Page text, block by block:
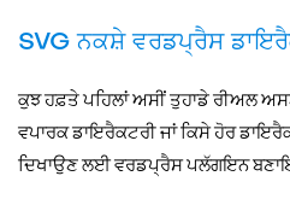
SVG ਨਕਸ਼ੇ ਵਰਡਪ੍ਰੈਸ
ਕੁਝ ਹਫ਼ਤੇ ਪਹਿਲਾਂ ਅਸੀਂ ਤੁਹਾਡੇ ਰੀਅਲ
ਵਪਾਰਕ ਡਾਇਰੈਕਟਰੀ ਜਾਂ ਕਿਸੇ ਹੋਰ
ਦਿਖਾਉਣ ਲਈ ਵਰਡਪ੍ਰੈਸ ਪਲੱਗਇਨ